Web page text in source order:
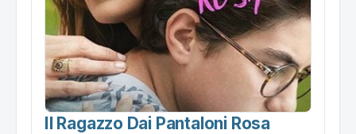
Il Ragazzo Dai Pantaloni Rosa